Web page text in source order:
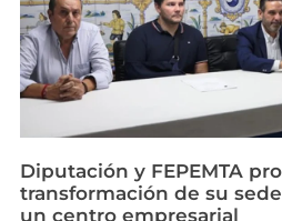
Diputación y FEPEMTA
transformación de su
un centro empresarial